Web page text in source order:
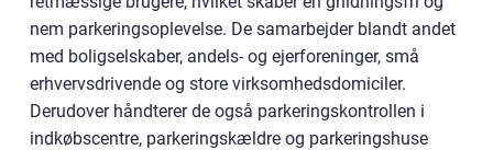
nem parkeringsoplevelse. De samarbejder blandt andet
med boligselskaber, andels- og ejerforeninger, små
erhvervsdrivende og store virksomhedsdomiciler.
Derudover håndterer de også parkeringskontrollen i
indkøbscentre, parkeringskældre og parkeringshuse